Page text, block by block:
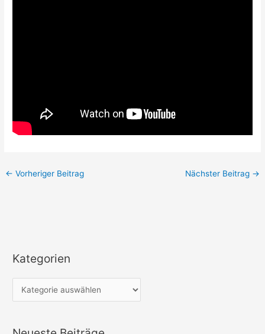
← Vorheriger Beitrag Nächster Beitrag →
Kategorien
K